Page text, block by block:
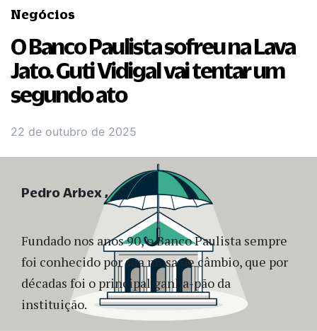
Negócios
O Banco Paulista sofreu na Lava
Jato. Guti Vidigal vai tentar um
segundo ato
22 de outubro de 2025
Fundado nos anos 90, o Banco Paulista sempre
foi conhecido por sua mesa de câmbio, que por
décadas foi o principal ganha-pão da
instituição.
Pedro Arbex